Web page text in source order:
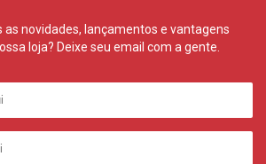
as novidades, lançamentos e vantagens
loja? Deixe seu email com a gente.